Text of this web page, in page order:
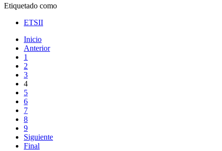
Etiquetado como
ETSII
Inicio
Anterior
1
2
3
4
5
6
7
8
9
Siguiente
Final